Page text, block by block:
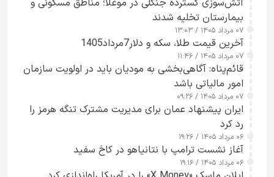
آتش‌سوزی گسترده جنگلی در موغلا؛ مناطق مسکونی و
بیمارستان تخلیه شدند
۰۷ مرداد ۱۴۰۵ / ۱۳:۰۳
آخرین قیمت طلا، سکه و دلار7مرداد1405
۰۷ مرداد ۱۴۰۵ / ۱۱:۴۶
قائم‌پناه: آگاهی‌بخشی به مودیان باید در اولویت سازمان
امور مالیاتی باشد
۰۷ مرداد ۱۴۰۵ / ۰۹:۲۶
ایران پیشنهاد عمان برای مدیریت مشترک تنگه هرمز را
رد کرد
۰۶ مرداد ۱۴۰۵ / ۱۹:۲۶
آغاز نشست ترامپ با نتانیاهو در کاخ سفید
۰۶ مرداد ۱۴۰۵ / ۱۹:۱۶